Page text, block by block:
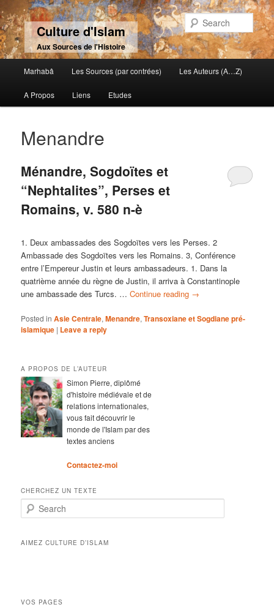
Culture d'Islam
Aux Sources de l'Histoire
Skip to primary content
Skip to secondary content
Marhabâ Les Sources (par contrées) Les Auteurs (A…Z)
A Propos Liens Etudes
Menandre
Ménandre, Sogdoïtes et
“Nephtalites”, Perses et
Romains, v. 580 n-è
1. Deux ambassades des Sogdoïtes vers les Perses. 2
Ambassade des Sogdoïtes vers les Romains. 3, Conférence
entre l’Empereur Justin et leurs ambassadeurs. 1. Dans la
quatrième année du règne de Justin, il arriva à Constantinople
une ambassade des Turcs. …Continue reading →
Posted in Asie Centrale,Menandre,Transoxiane et Sogdiane pré-
islamique | Leave a reply
A PROPOS DE L’AUTEUR
Simon Pierre, diplômé
d'histoire médiévale et de
relations internationales,
vous fait découvrir le
monde de l'Islam par des
textes anciens
Contactez-moi
CHERCHEZ UN TEXTE
Search
AIMEZ CULTURE D’ISLAM
VOS PAGES